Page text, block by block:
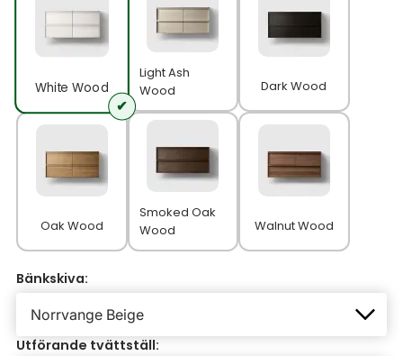
White Wood
Light Ash
Wood
Dark Wood
Oak Wood
Smoked Oak
Wood
Walnut Wood
Bänkskiva:
Utförande tvättställ: